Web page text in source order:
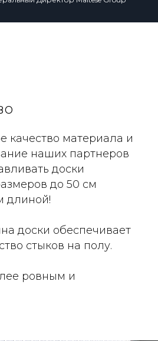
качество материала и
наших партнеров
доски
до 50 см
длиной!
доски обеспечивает
стыков на полу.
ровным и